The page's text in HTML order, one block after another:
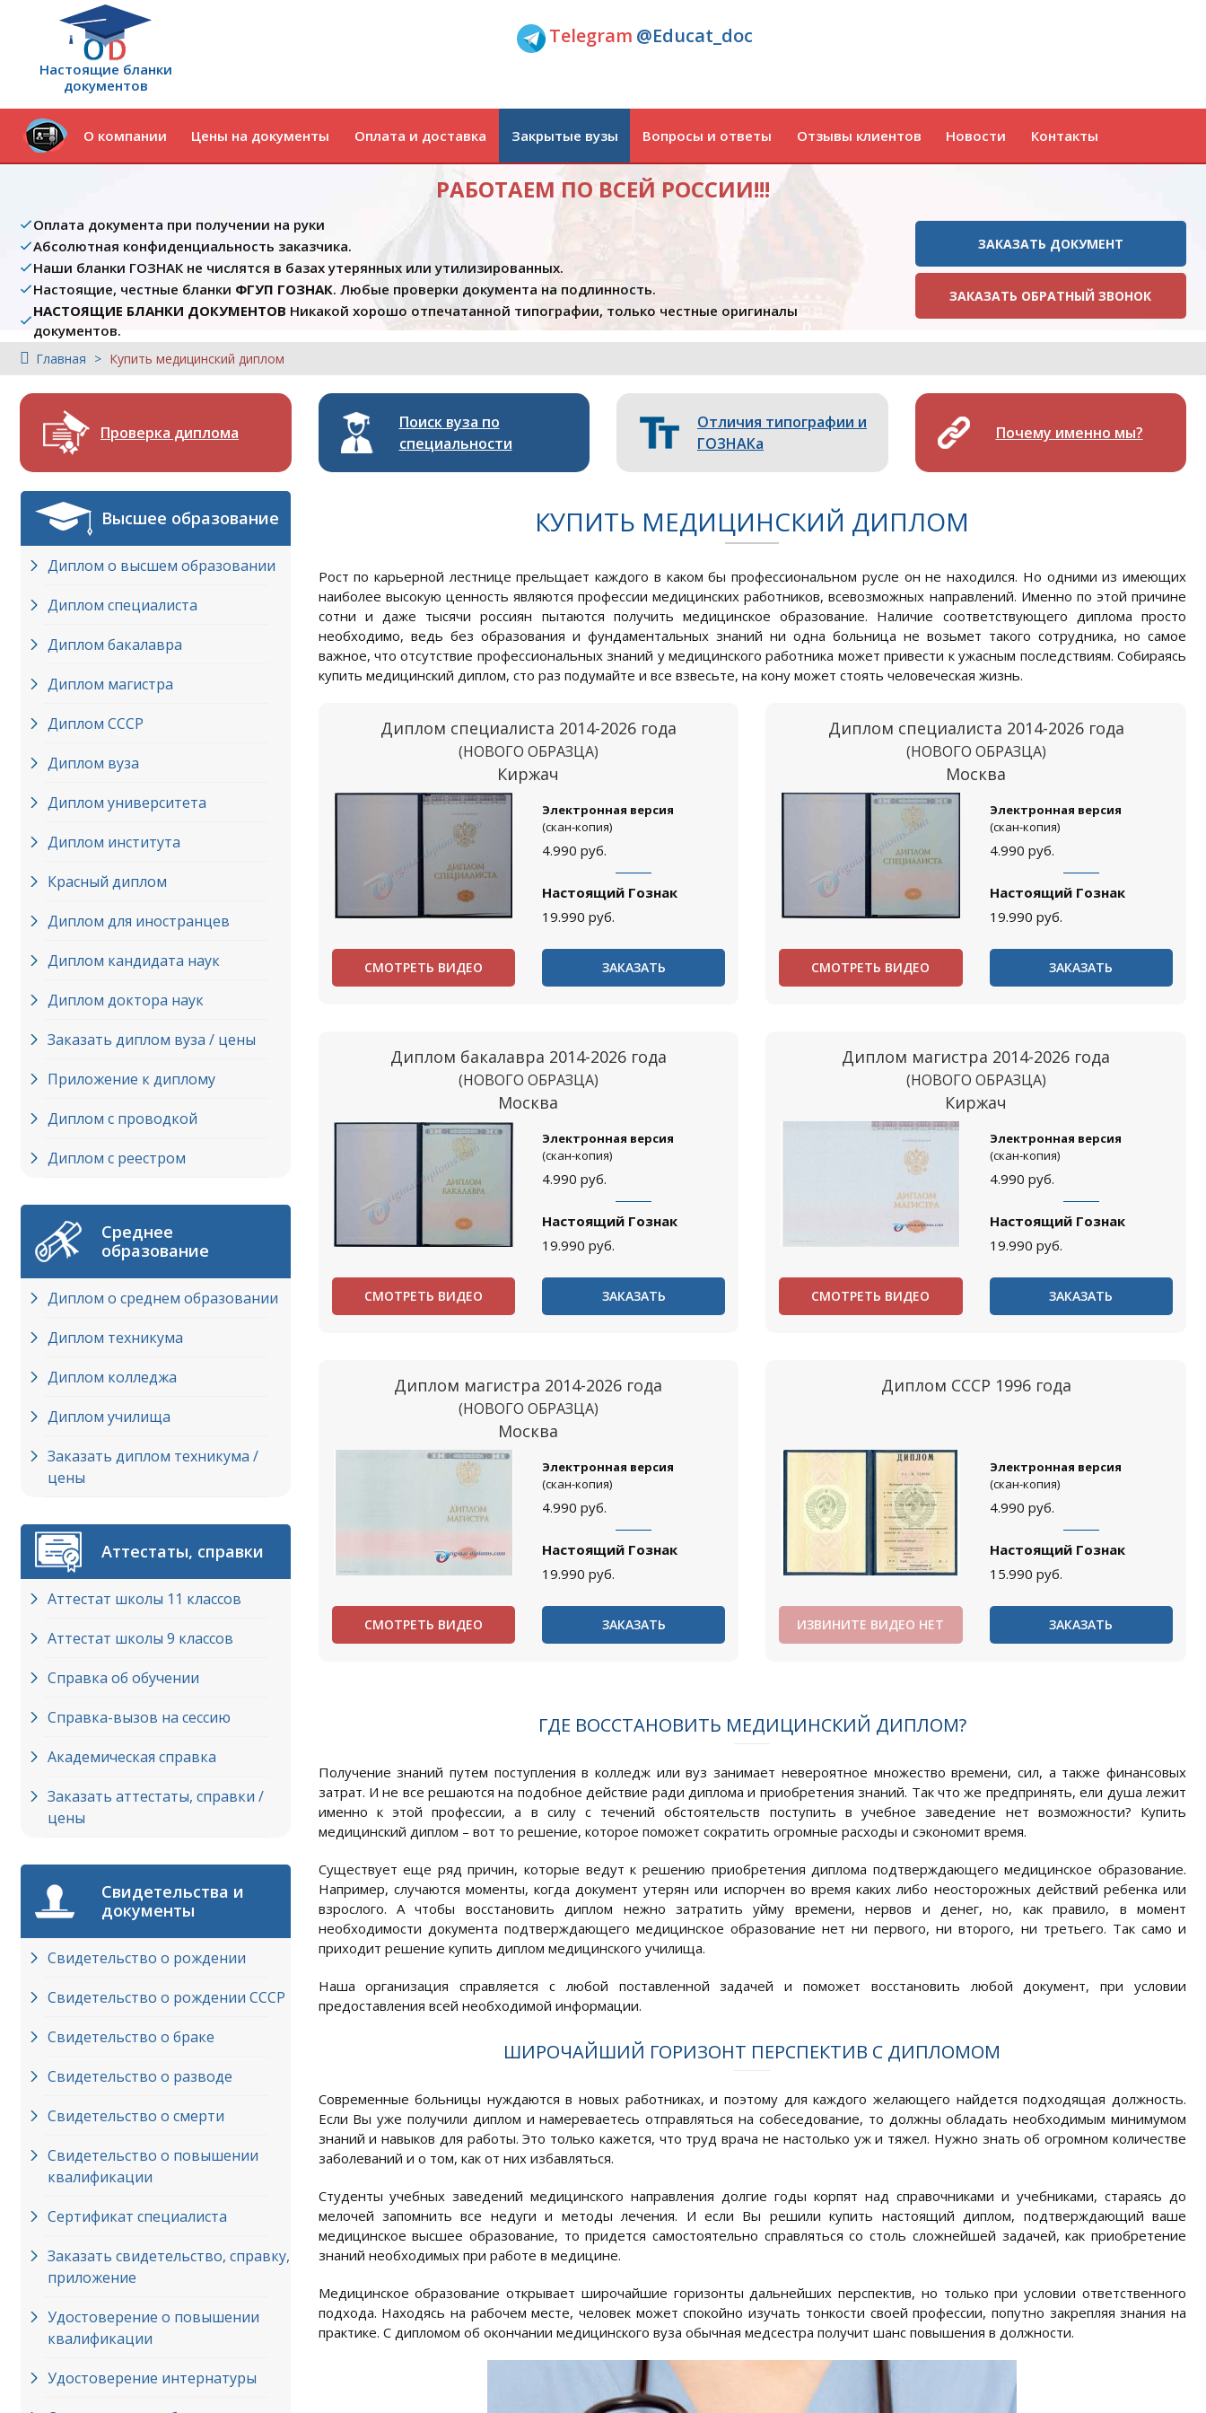
Настоящие бланки
документов
Telegram @Educat_doc
О компании Цены на документы Оплата и доставка Закрытые вузы Вопросы и ответы Отзывы клиентов Новости Контакты
РАБОТАЕМ ПО ВСЕЙ РОССИИ!!!
Оплата документа при получении на руки
Абсолютная конфиденциальность заказчика.
Наши бланки ГОЗНАК не числятся в базах утерянных или утилизированных.
Настоящие, честные бланки ФГУП ГОЗНАК. Любые проверки документа на подлинность.
НАСТОЯЩИЕ БЛАНКИ ДОКУМЕНТОВ Никакой хорошо отпечатанной типографии, только честные оригиналы
документов.
ЗАКАЗАТЬ ДОКУМЕНТ
ЗАКАЗАТЬ ОБРАТНЫЙ ЗВОНОК
Главная Купить медицинский диплом
Проверка диплома
Поиск вуза по
специальности
Отличия типографии и
ГОЗНАКа
Почему именно мы?
Высшее образование
Диплом о высшем образовании
Диплом специалиста
Диплом бакалавра
Диплом магистра
Диплом СССР
Диплом вуза
Диплом университета
Диплом института
Красный диплом
Диплом для иностранцев
Диплом кандидата наук
Диплом доктора наук
Заказать диплом вуза / цены
Приложение к диплому
Диплом с проводкой
Диплом с реестром
Среднее
образование
Диплом о среднем образовании
Диплом техникума
Диплом колледжа
Диплом училища
Заказать диплом техникума /
цены
Аттестаты, справки
Аттестат школы 11 классов
Аттестат школы 9 классов
Справка об обучении
Справка-вызов на сессию
Академическая справка
Заказать аттестаты, справки /
цены
Свидетельства и
документы
Свидетельство о рождении
Свидетельство о рождении СССР
Свидетельство о браке
Свидетельство о разводе
Свидетельство о смерти
Свидетельство о повышении
квалификации
Сертификат специалиста
Заказать свидетельство, справку,
приложение
Удостоверение о повышении
квалификации
Удостоверение интернатуры
КУПИТЬ МЕДИЦИНСКИЙ ДИПЛОМ
Рост по карьерной лестнице прельщает каждого в каком бы профессиональном русле он не находился. Но одними из имеющих
наиболее высокую ценность являются профессии медицинских работников, всевозможных направлений. Именно по этой причине
сотни и даже тысячи россиян пытаются получить медицинское образование. Наличие соответствующего диплома просто
необходимо, ведь без образования и фундаментальных знаний ни одна больница не возьмет такого сотрудника, но самое
важное, что отсутствие профессиональных знаний у медицинского работника может привести к ужасным последствиям. Собираясь
купить медицинский диплом, сто раз подумайте и все взвесьте, на кону может стоять человеческая жизнь.
Диплом специалиста 2014-2026 года
(НОВОГО ОБРАЗЦА)
Киржач
Электронная версия
(скан-копия)
4.990 руб.
Настоящий Гознак
19.990 руб.
СМОТРЕТЬ ВИДЕО ЗАКАЗАТЬ
Диплом специалиста 2014-2026 года
(НОВОГО ОБРАЗЦА)
Москва
Электронная версия
(скан-копия)
4.990 руб.
Настоящий Гознак
19.990 руб.
СМОТРЕТЬ ВИДЕО ЗАКАЗАТЬ
Диплом бакалавра 2014-2026 года
(НОВОГО ОБРАЗЦА)
Москва
Электронная версия
(скан-копия)
4.990 руб.
Настоящий Гознак
19.990 руб.
СМОТРЕТЬ ВИДЕО ЗАКАЗАТЬ
Диплом магистра 2014-2026 года
(НОВОГО ОБРАЗЦА)
Киржач
Электронная версия
(скан-копия)
4.990 руб.
Настоящий Гознак
19.990 руб.
СМОТРЕТЬ ВИДЕО ЗАКАЗАТЬ
Диплом магистра 2014-2026 года
(НОВОГО ОБРАЗЦА)
Москва
Электронная версия
(скан-копия)
4.990 руб.
Настоящий Гознак
19.990 руб.
СМОТРЕТЬ ВИДЕО ЗАКАЗАТЬ
Диплом СССР 1996 года
Электронная версия
(скан-копия)
4.990 руб.
Настоящий Гознак
15.990 руб.
ИЗВИНИТЕ ВИДЕО НЕТ ЗАКАЗАТЬ
ГДЕ ВОССТАНОВИТЬ МЕДИЦИНСКИЙ ДИПЛОМ?
Получение знаний путем поступления в колледж или вуз занимает невероятное множество времени, сил, а также финансовых
затрат. И не все решаются на подобное действие ради диплома и приобретения знаний. Так что же предпринять, ели душа лежит
именно к этой профессии, а в силу с течений обстоятельств поступить в учебное заведение нет возможности? Купить
медицинский диплом – вот то решение, которое поможет сократить огромные расходы и сэкономит время.
Существует еще ряд причин, которые ведут к решению приобретения диплома подтверждающего медицинское образование.
Например, случаются моменты, когда документ утерян или испорчен во время каких либо неосторожных действий ребенка или
взрослого. А чтобы восстановить диплом нежно затратить уйму времени, нервов и денег, но, как правило, в момент
необходимости документа подтверждающего медицинское образование нет ни первого, ни второго, ни третьего. Так само и
приходит решение купить диплом медицинского училища.
Наша организация справляется с любой поставленной задачей и поможет восстановить любой документ, при условии
предоставления всей необходимой информации.
ШИРОЧАЙШИЙ ГОРИЗОНТ ПЕРСПЕКТИВ С ДИПЛОМОМ
Современные больницы нуждаются в новых работниках, и поэтому для каждого желающего найдется подходящая должность.
Если Вы уже получили диплом и намереваетесь отправляться на собеседование, то должны обладать необходимым минимумом
знаний и навыков для работы. Это только кажется, что труд врача не настолько уж и тяжел. Нужно знать об огромном количестве
заболеваний и о том, как от них избавляться.
Студенты учебных заведений медицинского направления долгие годы корпят над справочниками и учебниками, стараясь до
мелочей запомнить все недуги и методы лечения. И если Вы решили купить настоящий диплом, подтверждающий ваше
медицинское высшее образование, то придется самостоятельно справляться со столь сложнейшей задачей, как приобретение
знаний необходимых при работе в медицине.
Медицинское образование открывает широчайшие горизонты дальнейших перспектив, но только при условии ответственного
подхода. Находясь на рабочем месте, человек может спокойно изучать тонкости своей профессии, попутно закрепляя знания на
практике. С дипломом об окончании медицинского вуза обычная медсестра получит шанс повышения в должности.